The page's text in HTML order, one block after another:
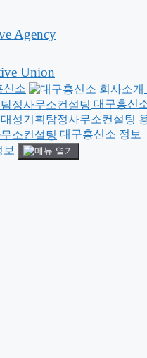
Agency
Union
신소
대구흥신
대구흥신소 정보